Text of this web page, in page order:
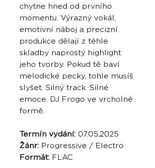
chytne hned od prvního
momentu. Výrazný vokál,
emotivní náboj a precizní
produkce dělají z téhle
skladby naprostý highlight
jeho tvorby. Pokud tě baví
melodické pecky, tohle musíš
slyšet. Silný track. Silné
emoce. DJ Frogo ve vrcholné
formě.
Termín vydání: 07.05.2025
Žánr: Progressive / Electro
Formát: FLAC